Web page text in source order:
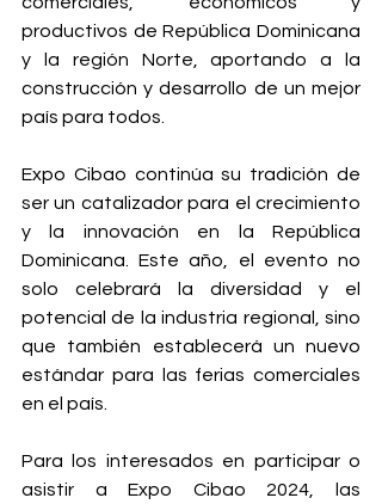
productivos de República Dominicana
y la región Norte, aportando a la
construcción y desarrollo de un mejor
país para todos.
Expo Cibao continúa su tradición de
ser un catalizador para el crecimiento
y la innovación en la República
Dominicana. Este año, el evento no
solo celebrará la diversidad y el
potencial de la industria regional, sino
que también establecerá un nuevo
estándar para las ferias comerciales
en el país.
Para los interesados en participar o
asistir a Expo Cibao 2024, las